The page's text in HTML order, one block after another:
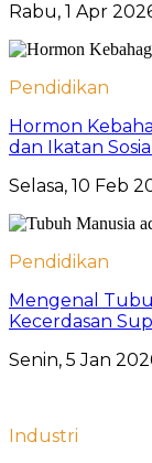
Rabu, 1 Apr
Pendidikan
Hormon
dan Ikatan
Selasa, 10 Feb
Pendidikan
Mengenal
Kecerdasan
Senin, 5 Jan
Industri